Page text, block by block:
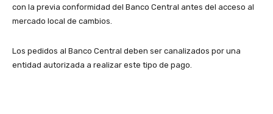
con la previa conformidad del Banco Central antes del acceso al
mercado local de cambios.
Los pedidos al Banco Central deben ser canalizados por una
entidad autorizada a realizar este tipo de pago.